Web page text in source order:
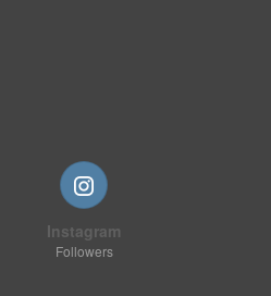
Instagram
Followers